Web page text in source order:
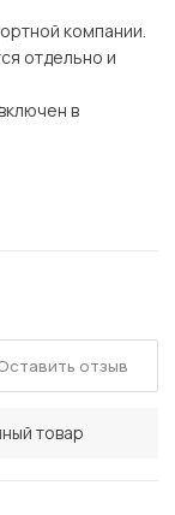
компании.
отдельно и
в
товар
отзыв